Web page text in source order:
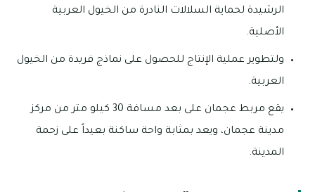
الرشيدة لحماية السلالات النادرة من الخيول العربية
الأصلية.
ولتطوير عملية الإنتاج للحصول على نماذج فريدة من الخيول
العربية.
يقع مربط عجمان على بعد مسافة 30 كيلو متر من مركز
مدينة عجمان، ويعد بمثابة واحة ساكنة بعيداً على زحمة
المدينة.